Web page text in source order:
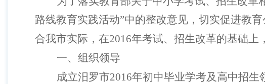
路线教育实践活动”中的整改意见，切实促进教
合我市实际，在2016年考试、招生改革的基础上
一、组织领导
成立汨罗市2016年初中毕业学考及高中招生